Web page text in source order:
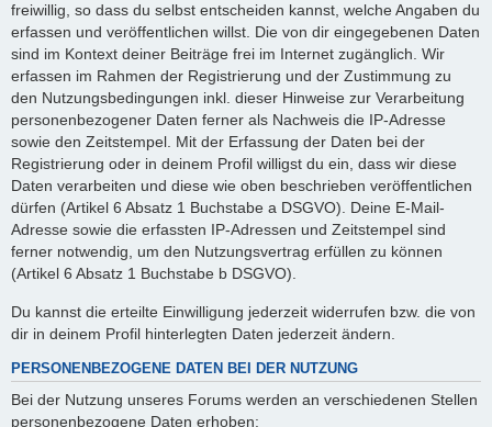
freiwillig, so dass du selbst entscheiden kannst, welche Angaben du
erfassen und veröffentlichen willst. Die von dir eingegebenen Daten
sind im Kontext deiner Beiträge frei im Internet zugänglich. Wir
erfassen im Rahmen der Registrierung und der Zustimmung zu
den Nutzungsbedingungen inkl. dieser Hinweise zur Verarbeitung
personenbezogener Daten ferner als Nachweis die IP-Adresse
sowie den Zeitstempel. Mit der Erfassung der Daten bei der
Registrierung oder in deinem Profil willigst du ein, dass wir diese
Daten verarbeiten und diese wie oben beschrieben veröffentlichen
dürfen (Artikel 6 Absatz 1 Buchstabe a DSGVO). Deine E-Mail-
Adresse sowie die erfassten IP-Adressen und Zeitstempel sind
ferner notwendig, um den Nutzungsvertrag erfüllen zu können
(Artikel 6 Absatz 1 Buchstabe b DSGVO).
Du kannst die erteilte Einwilligung jederzeit widerrufen bzw. die von
dir in deinem Profil hinterlegten Daten jederzeit ändern.
PERSONENBEZOGENE DATEN BEI DER NUTZUNG
Bei der Nutzung unseres Forums werden an verschiedenen Stellen
personenbezogene Daten erhoben: